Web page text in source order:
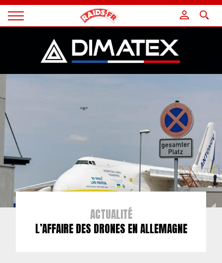
Magazine
ACTUALITÉ
L’AFFAIRE DES DRONES EN ALLEMAGNE
Panneau de gestion des cookies